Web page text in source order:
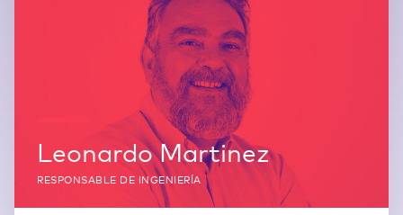
Leonardo Martinez
RESPONSABLE DE INGENIERÍA